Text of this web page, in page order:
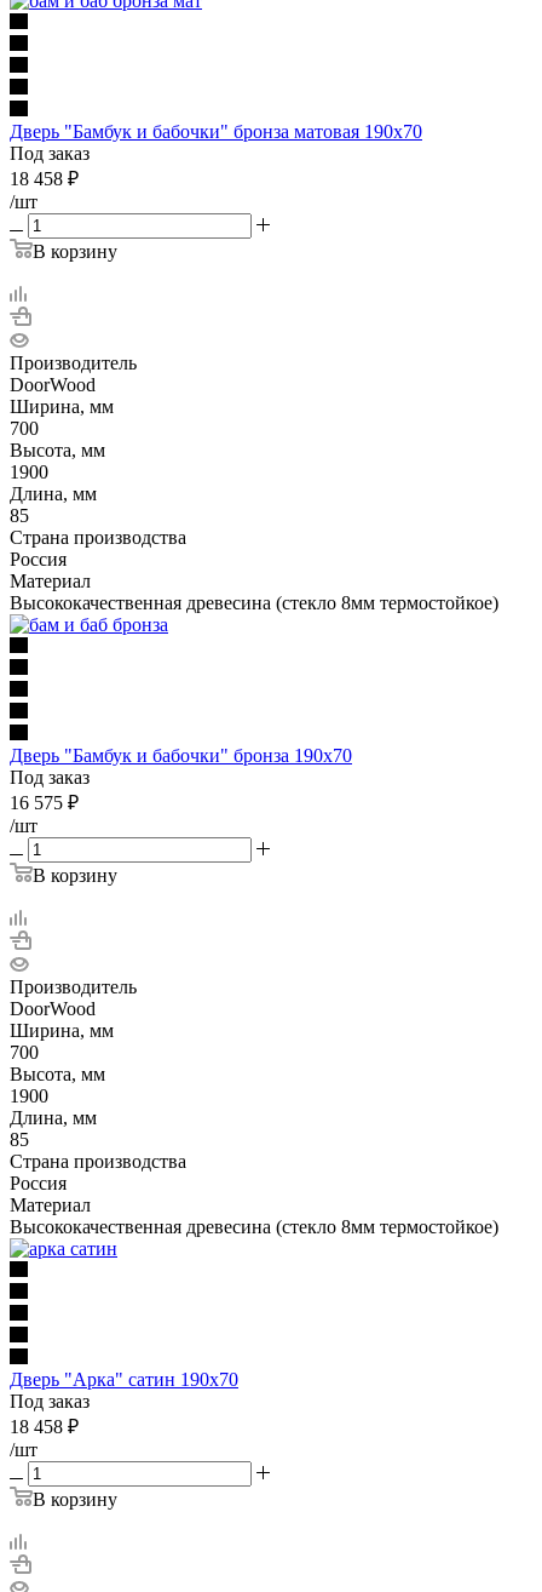
Дверь "Бамбук и бабочки" бронза матовая 190х70
Под заказ
18 458 ₽
/шт
В корзину
Производитель
DoorWood
Ширина, мм
700
Высота, мм
1900
Длина, мм
85
Страна производства
Россия
Материал
Высококачественная древесина (стекло 8мм термостойкое)
Дверь "Бамбук и бабочки" бронза 190х70
Под заказ
16 575 ₽
/шт
В корзину
Производитель
DoorWood
Ширина, мм
700
Высота, мм
1900
Длина, мм
85
Страна производства
Россия
Материал
Высококачественная древесина (стекло 8мм термостойкое)
Дверь "Арка" сатин 190х70
Под заказ
18 458 ₽
/шт
В корзину